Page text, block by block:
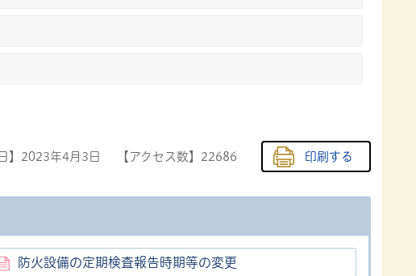
】 2023年4月3日 【アクセス数】 22686 印刷する
防火設備の定期検査報告時期等の変更